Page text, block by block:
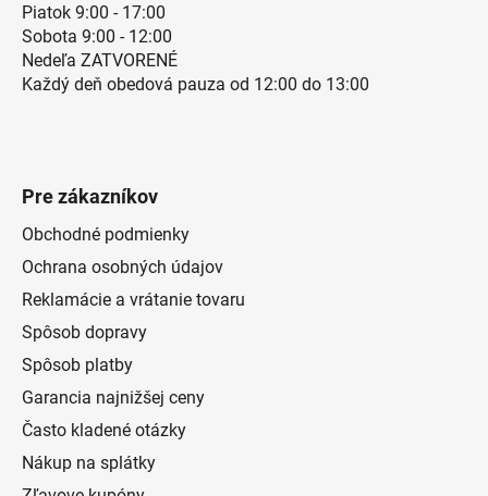
Piatok 9:00 - 17:00
Sobota 9:00 - 12:00
Nedeľa ZATVORENÉ
Každý deň obedová pauza od 12:00 do 13:00
Pre zákazníkov
Obchodné podmienky
Ochrana osobných údajov
Reklamácie a vrátanie tovaru
Spôsob dopravy
Spôsob platby
Garancia najnižšej ceny
Často kladené otázky
Nákup na splátky